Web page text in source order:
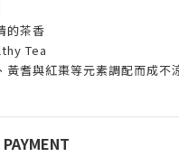
的茶香
Tea
黃耆與紅棗等元素調配而成不